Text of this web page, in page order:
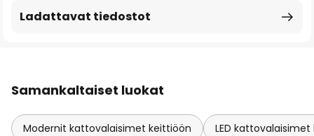
Ladattavat tiedostot
Samankaltaiset luokat
Modernit kattovalaisimet keittiöön LED